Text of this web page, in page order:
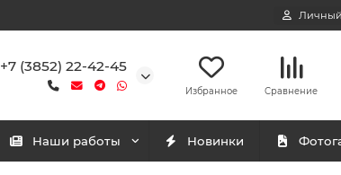
+7 (3852) 22-42-45
Избранное Сравнение
Наши работы Новинки